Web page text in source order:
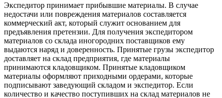
Экспедитор принимает прибывшие материалы. В случае
недостачи или повреждения материалов составляется
коммерческий акт, который служит основанием для
предъявления претензии. Для получения экспедитором
материалов со склада иногородних поставщиков ему
выдаются наряд и доверенность. Принятые грузы экспедитор
доставляет на склад предприятия, где материалы
принимаются кладовщиком. Принятые кладовщиком
материалы оформляют приходными ордерами, которые
подписывают заведующий складом и экспедитор. Если
количество и качество поступивших на склад материалов не